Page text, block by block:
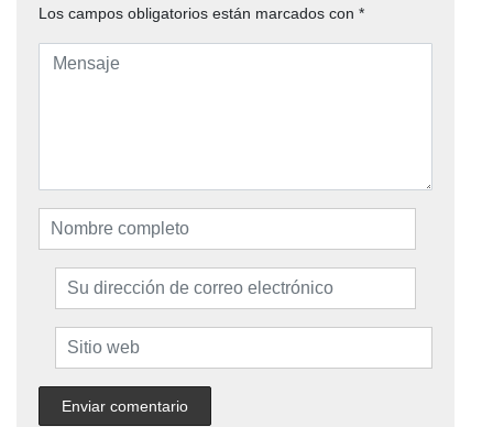
Los campos obligatorios están marcados con *